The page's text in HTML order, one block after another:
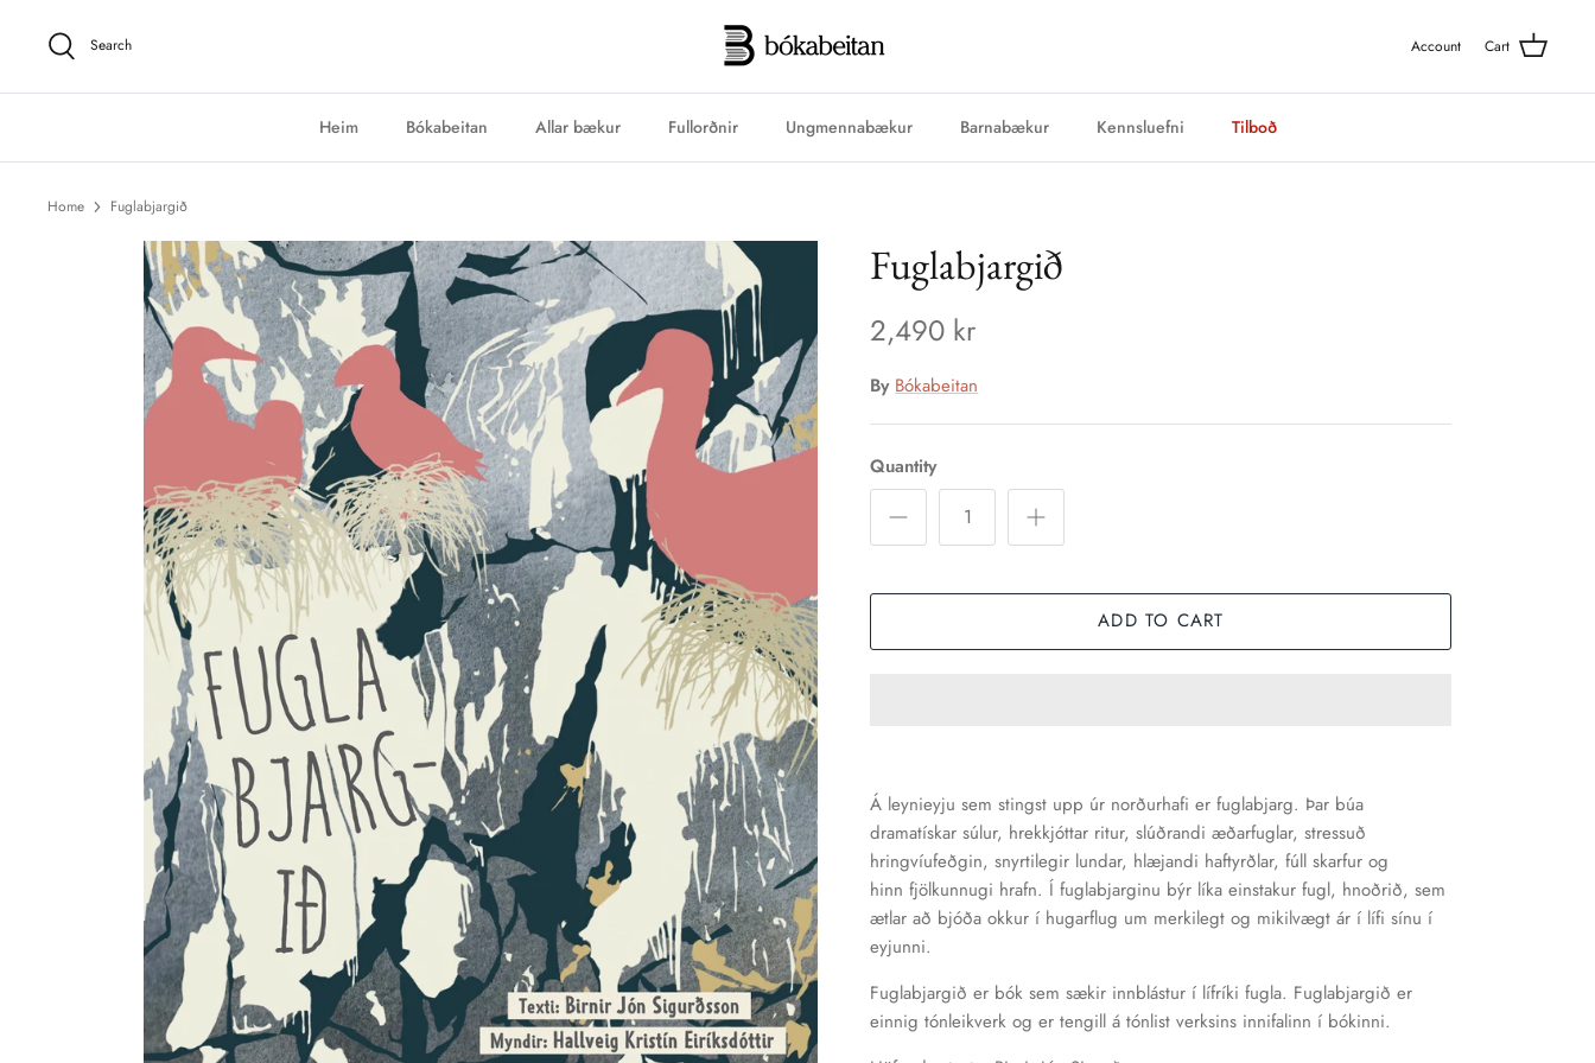
Search Account Cart
Heim Bókabeitan Allar bækur Fullorðnir Ungmennabækur Barnabækur Kennsluefni Tilboð
Home Fuglabjargið
Fuglabjargið
2,490 kr
By Bókabeitan
Quantity
ADD TO CART
Á leynieyju sem stingst upp úr norðurhafi er fuglabjarg. Þar búa
dramatískar súlur, hrekkjóttar ritur, slúðrandi æðarfuglar, stressuð
hringvíufeðgin, snyrtilegir lundar, hlæjandi haftyrðlar, fúll skarfur og
hinn fjölkunnugi hrafn. Í fuglabjarginu býr líka einstakur fugl, hnoðrið, sem
ætlar að bjóða okkur í hugarflug um merkilegt og mikilvægt ár í lífi sínu í
eyjunni.
Fuglabjargið er bók sem sækir innblástur í lífríki fugla. Fuglabjargið er
einnig tónleikverk og er tengill á tónlist verksins innifalinn í bókinni.